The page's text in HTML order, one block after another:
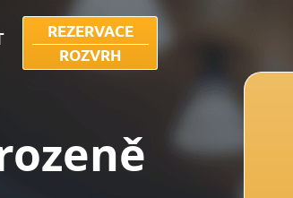
REZERVACE
ROZVRH